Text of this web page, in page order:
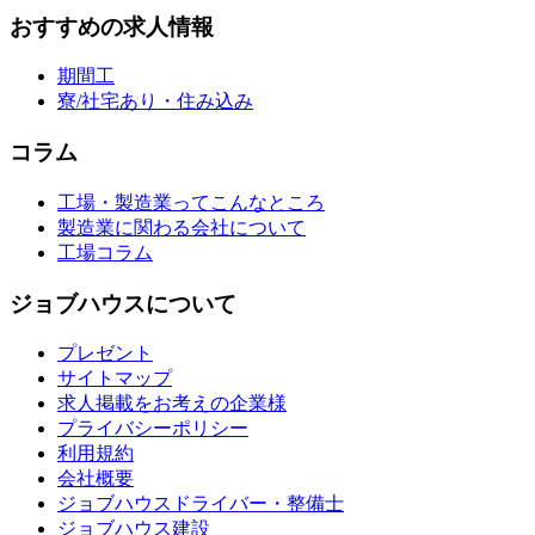
おすすめの求人情報
期間工
寮/社宅あり・住み込み
コラム
工場・製造業ってこんなところ
製造業に関わる会社について
工場コラム
ジョブハウスについて
プレゼント
サイトマップ
求人掲載をお考えの企業様
プライバシーポリシー
利用規約
会社概要
ジョブハウスドライバー・整備士
ジョブハウス建設